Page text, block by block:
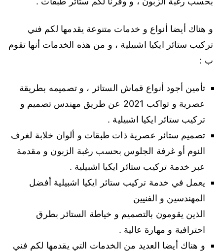
و هناك أيضا أنواع و خدمات متنوعة يقدمها لكم فني
تركيب ستائر ايكيا اشبيلية ، و من هذه الخدمات أنها تقوم
ب :
تأمين أجود أنواع قماش الستائر ، و تصميمه بطريقة
عصرية و تواكب 2021 عن طريق مهندس تصميم و
تركيب ستائر ايكيا اشبيلية .
تصميم ستائر عصرية ذات طبقات و ألوان خلابة لغرف
النوم أو غرفة الجلوس بحسب رغبة الزبون و مقدمة
عبر خدمة تركيب ستائر ايكيا اشبيلية .
يعمل في خدمة تركيب ستائر ايكيا اشبيلية أفضل
المهندسين و الفنيين
الذين يقومون بالتصميم و خياطة الستائر بطرق
احترافية و مهارة عالية .
و هناك أيضا العديد من الخدمات التي يقدمها لكم فني